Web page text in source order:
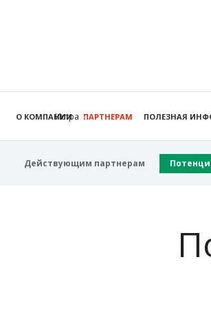
Истра
О КОМПАНИИ ПАРТНЕРАМ ПОЛЕЗНАЯ
Действующим партнерам